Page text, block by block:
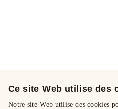
Ce site Web utilise des
Notre site Web utilise des cookies